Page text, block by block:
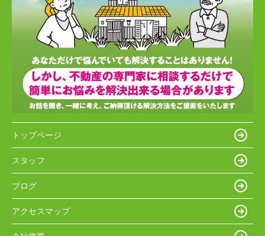
トップページ
スタッフ
ブログ
アクセスマップ